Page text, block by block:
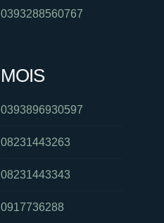
0393288560767
MOIS
0393896930597
08231443263
08231443343
0917736288